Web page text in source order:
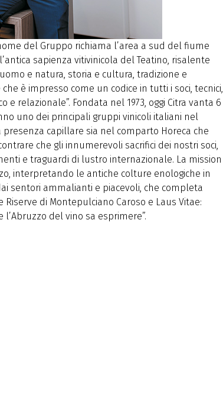
del Gruppo richiama l’area a sud del fiume
sapienza vitivinicola del Teatino, risalente
e natura, storia e cultura, tradizione e
è impresso come un codice in tutti i soci, tecnici,
relazionale”. Fondata nel 1973, oggi Citra vanta 6
uno dei principali gruppi vinicoli italiani nel
capillare sia nel comparto Horeca che
che gli innumerevoli sacrifici dei nostri soci,
e traguardi di lustro internazionale. La mission
interpretando le antiche colture enologiche in
sentori ammalianti e piacevoli, che completa
di Montepulciano Caroso e Laus Vitae:
del vino sa esprimere”.